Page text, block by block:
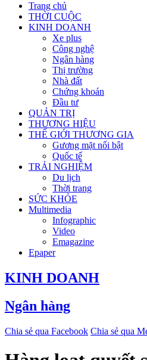
Trang chủ
THỜI CUỘC
KINH DOANH
Xe plus
Công nghệ
Ngân hàng
Thị trường
Nhà đất
Chứng khoán
Đầu tư
QUẢN TRỊ
THƯƠNG HIỆU
THẾ GIỚI THƯƠNG GIA
Gương mặt nổi bật
Quốc tế
TRẢI NGHIỆM
Du lịch
Thời trang
SỨC KHỎE
Multimedia
Infographic
Video
Emagazine
Epaper
KINH DOANH
Ngân hàng
Chia sẻ qua Facebook Chia sẻ qua